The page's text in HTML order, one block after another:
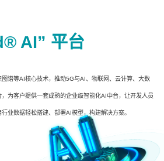
AI” 平台
谱等AI核心技术，推动5G与AI、物联网、云计算、大数
为客户提供一套成熟的企业级智能化AI中台，让开发人员
业数据轻松搭建、部署AI模型，构建解决方案。